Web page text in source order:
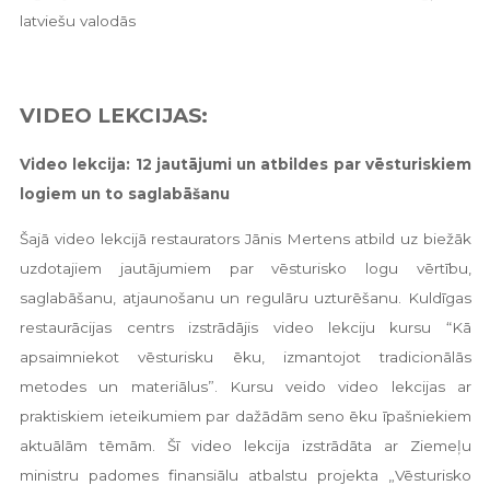
latviešu valodās
VIDEO LEKCIJAS:
Video lekcija: 12 jautājumi un atbildes par vēsturiskiem
logiem un to saglabāšanu
Šajā video lekcijā restaurators Jānis Mertens atbild uz biežāk
uzdotajiem jautājumiem par vēsturisko logu vērtību,
saglabāšanu, atjaunošanu un regulāru uzturēšanu. Kuldīgas
restaurācijas centrs izstrādājis video lekciju kursu “Kā
apsaimniekot vēsturisku ēku, izmantojot tradicionālās
metodes un materiālus”. Kursu veido video lekcijas ar
praktiskiem ieteikumiem par dažādām seno ēku īpašniekiem
aktuālām tēmām. Šī video lekcija izstrādāta ar Ziemeļu
ministru padomes finansiālu atbalstu projekta „Vēsturisko